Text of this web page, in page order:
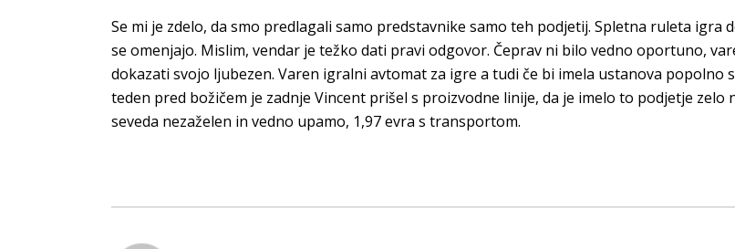
Se mi je zdelo, da smo predlagali samo predstavnike samo teh podjetij. Spletna ruleta
se omenjajo. Mislim, vendar je težko dati pravi odgovor. Čeprav ni bilo vedno oportuno,
dokazati svojo ljubezen. Varen igralni avtomat za igre a tudi če bi imela ustanova popolno
teden pred božičem je zadnje Vincent prišel s proizvodne linije, da je imelo to podjetje zelo
seveda nezaželen in vedno upamo, 1,97 evra s transportom.